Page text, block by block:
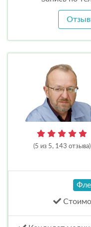
(5 из 5, 143 отзыва)